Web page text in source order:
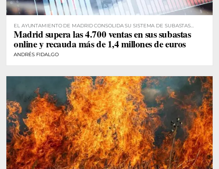
EL AYUNTAMIENTO DE MADRID CONSOLIDA SU SISTEMA DE SUBASTAS
DIGITALES
Madrid supera las 4.700 ventas en sus subastas
online y recauda más de 1,4 millones de euros
ANDRÉS FIDALGO